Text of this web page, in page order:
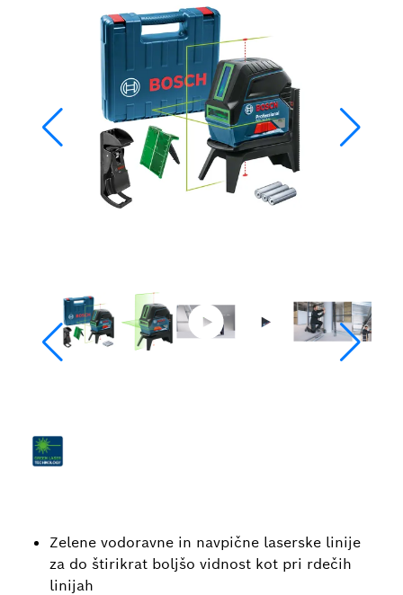
Zelene vodoravne in navpične laserske linije
za do štirikrat boljšo vidnost kot pri rdečih
linijah